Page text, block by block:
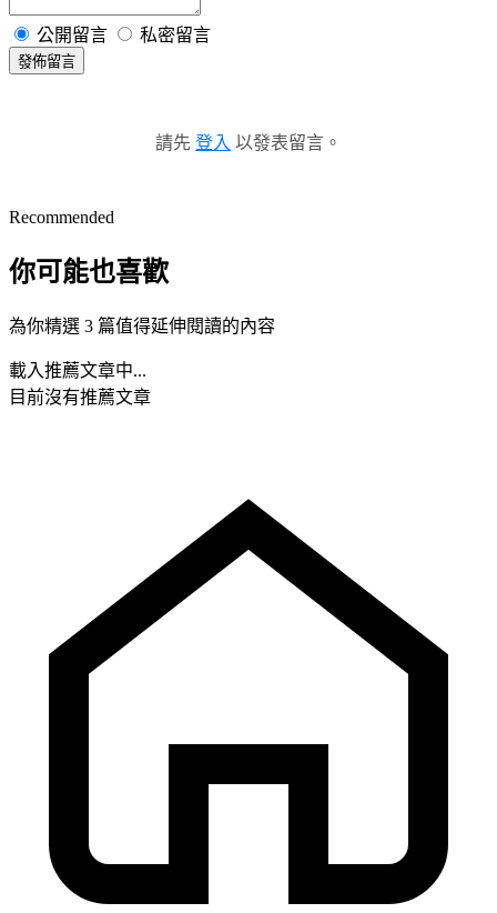
公開留言 私密留言
發佈留言
請先 登入 以發表留言。
Recommended
你可能也喜歡
為你精選 3 篇值得延伸閱讀的內容
載入推薦文章中...
目前沒有推薦文章